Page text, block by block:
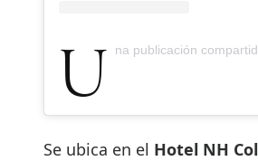
Una publicación compartida de Dabiz
Se ubica en el Hotel NH